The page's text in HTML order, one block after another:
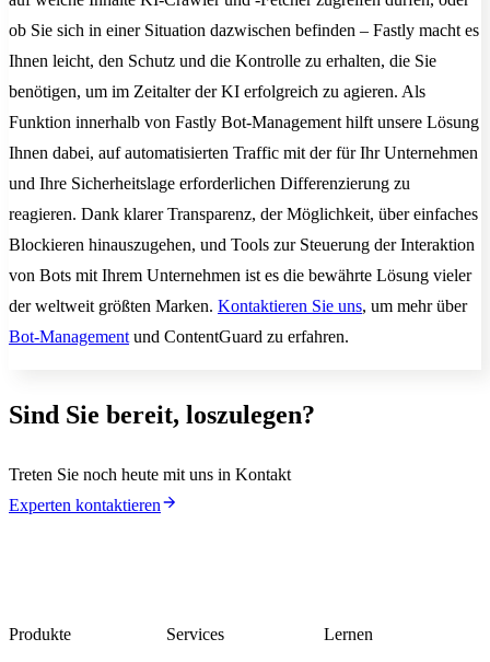
ob Sie sich in einer Situation dazwischen befinden – Fastly macht es
Ihnen leicht, den Schutz und die Kontrolle zu erhalten, die Sie
benötigen, um im Zeitalter der KI erfolgreich zu agieren. Als
Funktion innerhalb von Fastly Bot-Management hilft unsere Lösung
Ihnen dabei, auf automatisierten Traffic mit der für Ihr Unternehmen
und Ihre Sicherheitslage erforderlichen Differenzierung zu
reagieren. Dank klarer Transparenz, der Möglichkeit, über einfaches
Blockieren hinauszugehen, und Tools zur Steuerung der Interaktion
von Bots mit Ihrem Unternehmen ist es die bewährte Lösung vieler
der weltweit größten Marken. Kontaktieren Sie uns, um mehr über
Bot-Management und ContentGuard zu erfahren.
Sind Sie bereit, loszulegen?
Treten Sie noch heute mit uns in Kontakt
Experten kontaktieren
Produkte Services Lernen